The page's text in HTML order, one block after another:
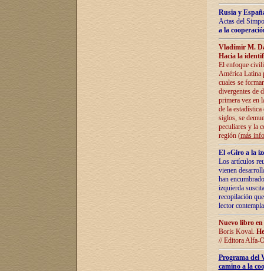
Rusia y
Actas del
a la
Vladímir M.
Hacia la
El enfoque
América Latina
cuales se
divergentes de
primera vez en
de la
siglos, se
peculiares y la
región (más
El «Giro a la
Los artículos
vienen
han
izquierda
recopilación
lector
Nuevo libro
Boris Koval.
// Editora Alfa-
Programa del
camino a la